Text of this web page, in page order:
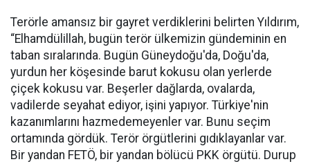
Terörle amansız bir gayret verdiklerini belirten Yıldırım,
“Elhamdülillah, bugün terör ülkemizin gündeminin en
taban sıralarında. Bugün Güneydoğu'da, Doğu'da,
yurdun her köşesinde barut kokusu olan yerlerde
çiçek kokusu var. Beşerler dağlarda, ovalarda,
vadilerde seyahat ediyor, işini yapıyor. Türkiye'nin
kazanımlarını hazmedemeyenler var. Bunu seçim
ortamında gördük. Terör örgütlerini gıdıklayanlar var.
Bir yandan FETÖ, bir yandan bölücü PKK örgütü. Durup